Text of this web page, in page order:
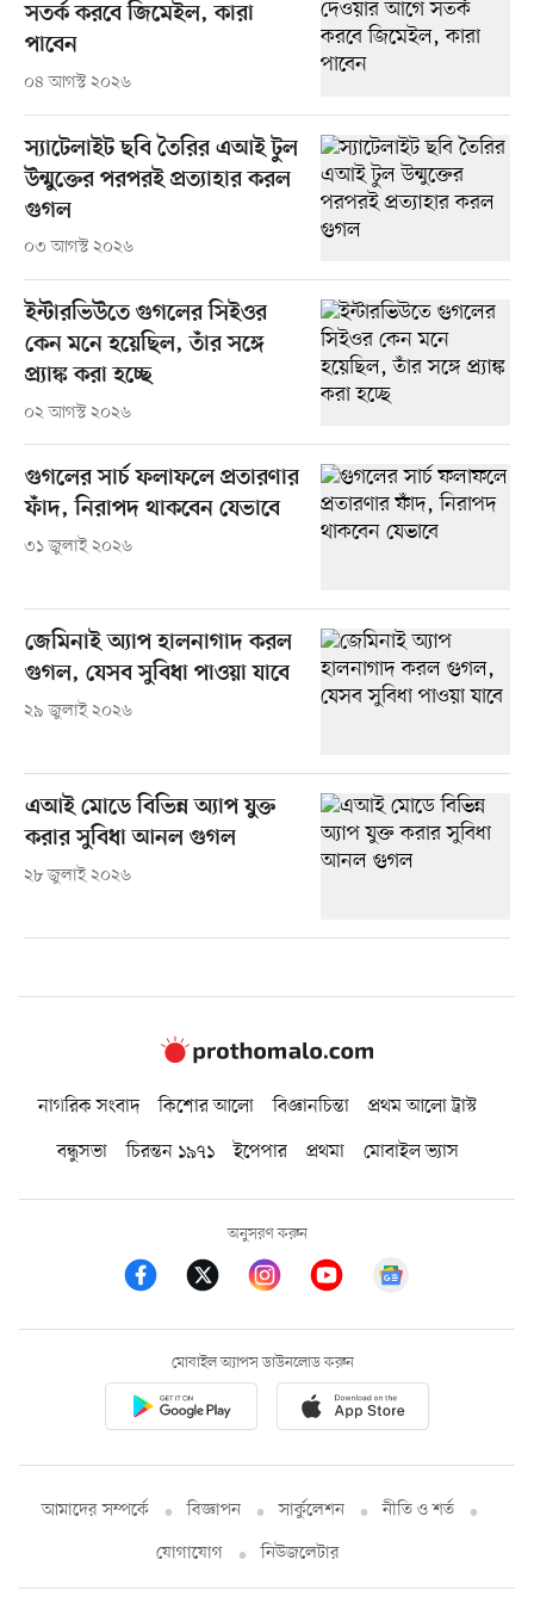
সতর্ক করবে জিমেইল, কারা
পাবেন
০৪ আগস্ট ২০২৬
স্যাটেলাইট ছবি তৈরির এআই টুল
উন্মুক্তের পরপরই প্রত্যাহার করল
গুগল
০৩ আগস্ট ২০২৬
ইন্টারভিউতে গুগলের সিইওর
কেন মনে হয়েছিল, তাঁর সঙ্গে
প্র্যাঙ্ক করা হচ্ছে
০২ আগস্ট ২০২৬
গুগলের সার্চ ফলাফলে প্রতারণার
ফাঁদ, নিরাপদ থাকবেন যেভাবে
৩১ জুলাই ২০২৬
জেমিনাই অ্যাপ হালনাগাদ করল
গুগল, যেসব সুবিধা পাওয়া যাবে
২৯ জুলাই ২০২৬
এআই মোডে বিভিন্ন অ্যাপ যুক্ত
করার সুবিধা আনল গুগল
২৮ জুলাই ২০২৬
নাগরিক সংবাদ কিশোর আলো বিজ্ঞানচিন্তা
প্রথম আলো ট্রাস্ট
বন্ধুসভা
চিরন্তন ১৯৭১ ইপেপার প্রথমা মোবাইল ভ্যাস
অনুসরণ করুন
মোবাইল অ্যাপস ডাউনলোড করুন
আমাদের সম্পর্কে বিজ্ঞাপন সার্কুলেশন
নীতি ও শর্ত
যোগাযোগ
নিউজলেটার